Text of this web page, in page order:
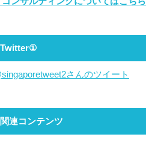
Twitter①
さんのツイート
関連コンテンツ